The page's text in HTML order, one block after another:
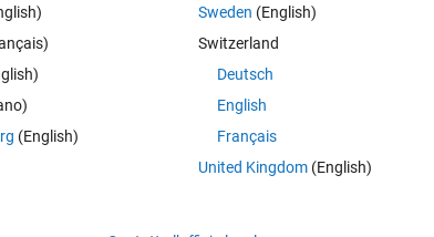
のご意見をよろしくお願いいたします。
Apri in MATLAB Online
(English)
Sweden (English)
Switzerland
Deutsch
English
Français
United Kingdom(English)